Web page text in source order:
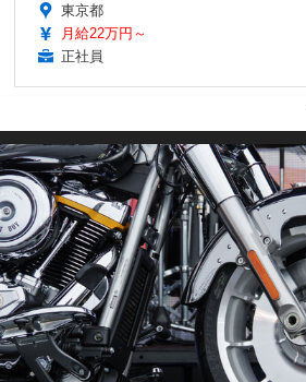
東京都
月給22万円～
正社員